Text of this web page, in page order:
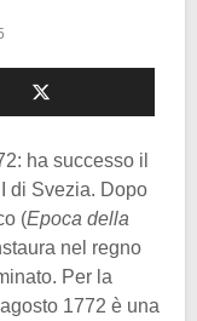
ha successo il
di Svezia. Dopo
(Epoca della
nel regno
Per la
1772 è una